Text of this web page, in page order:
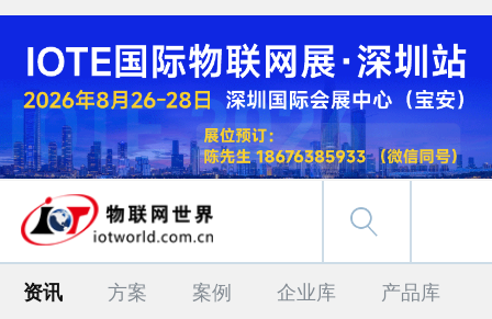
资讯 方案 案例 企业库 产品库